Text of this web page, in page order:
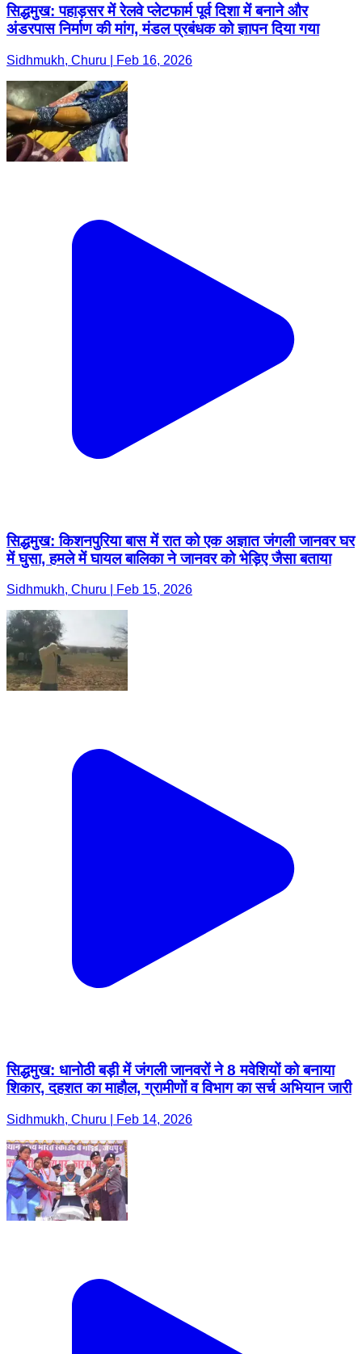
सिद्धमुख: पहाड़सर में रेलवे प्लेटफार्म पूर्व दिशा में बनाने और
अंडरपास निर्माण की मांग, मंडल प्रबंधक को ज्ञापन दिया गया
Sidhmukh, Churu | Feb 16, 2026
सिद्धमुख: किशनपुरिया बास में रात को एक अज्ञात जंगली जानवर घर
में घुसा, हमले में घायल बालिका ने जानवर को भेड़िए जैसा बताया
Sidhmukh, Churu | Feb 15, 2026
सिद्धमुख: धानोठी बड़ी में जंगली जानवरों ने 8 मवेशियों को बनाया
शिकार, दहशत का माहौल, ग्रामीणों व विभाग का सर्च अभियान जारी
Sidhmukh, Churu | Feb 14, 2026